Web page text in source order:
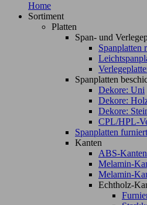
Home
Sortiment
Platten
Span- und
Spanplatten
Spanplatten
Dekore: Uni
Dekore:
Dekore:
CPL/HPL-
Spanplatten furniert
Kanten
ABS-Kanten
Melamin-
Melamin-
Echtholz-